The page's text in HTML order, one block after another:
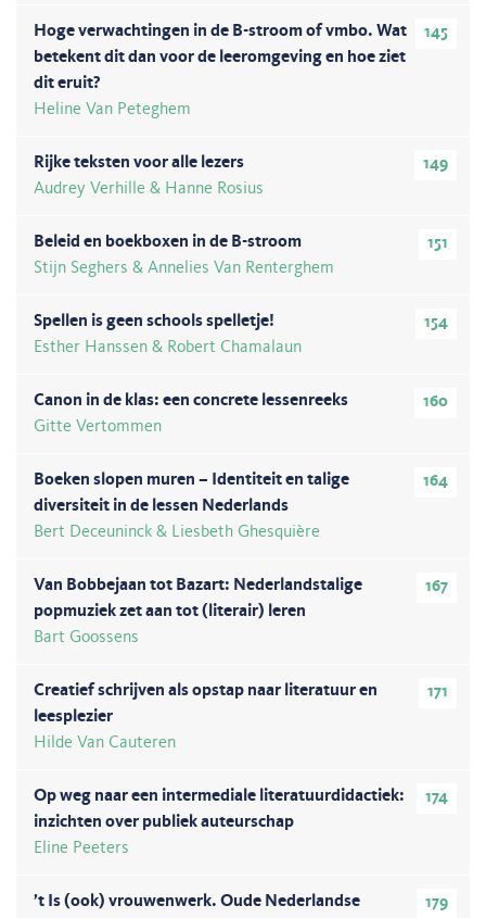
145
Hoge verwachtingen in de B-stroom of vmbo. Wat
betekent dit dan voor de leeromgeving en hoe ziet
dit eruit?
Heline Van Peteghem
149
Rijke teksten voor alle lezers
Audrey Verhille & Hanne Rosius
151
Beleid en boekboxen in de B-stroom
Stijn Seghers & Annelies Van Renterghem
154
Spellen is geen schools spelletje!
Esther Hanssen & Robert Chamalaun
160
Canon in de klas: een concrete lessenreeks
Gitte Vertommen
164
Boeken slopen muren – Identiteit en talige
diversiteit in de lessen Nederlands
Bert Deceuninck & Liesbeth Ghesquière
167
Van Bobbejaan tot Bazart: Nederlandstalige
popmuziek zet aan tot (literair) leren
Bart Goossens
171
Creatief schrijven als opstap naar literatuur en
leesplezier
Hilde Van Cauteren
174
Op weg naar een intermediale literatuurdidactiek:
inzichten over publiek auteurschap
Eline Peeters
179
’t Is (ook) vrouwenwerk. Oude Nederlandse